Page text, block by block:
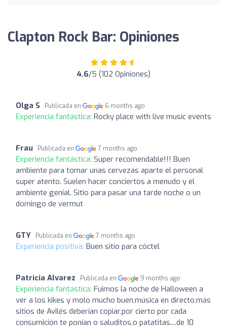
Clapton Rock Bar: Opiniones
4.6/5 (102 Opiniones)
Olga S Publicada en 6 months ago
Experiencia fantástica: Rocky place with live music events
Frau Publicada en 7 months ago
Experiencia fantástica: Super recomendable!!! Buen
ambiente para tomar unas cervezas aparte el personal
super atento. Suelen hacer conciertos a menudo y el
ambiente genial. Sitio para pasar una tarde noche o un
domingo de vermut
GTY Publicada en 7 months ago
Experiencia positiva: Buen sitio para cóctel
Patricia Alvarez Publicada en 9 months ago
Experiencia fantástica: Fuimos la noche de Halloween a
ver a los kikes y molo mucho buen,música en directo,más
sitios de Avilés deberían copiar,por cierto por cada
consumición te ponían o saluditos,o patatitas....de 10